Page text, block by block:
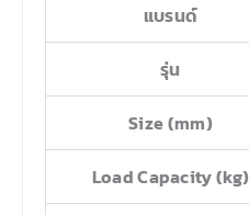
แบรนด์
รุ่น
Size (mm)
Load Capacity (kg)